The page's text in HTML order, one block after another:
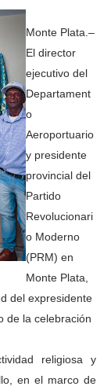
Monte Plata.–
El director
ejecutivo del
Departament
o
Aeroportuario
y presidente
provincial del
Partido
Revolucionari
o Moderno
(PRM) en
Monte Plata,
del expresidente
de la celebración
religiosa y
en el marco de